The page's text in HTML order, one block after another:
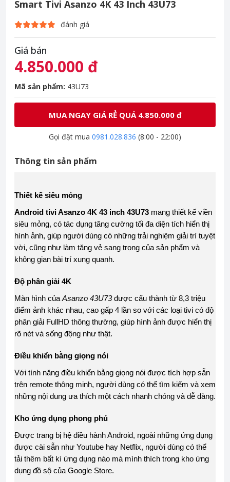
Smart Tivi Asanzo 4K 43 Inch 43U73
đánh giá
Giá bán
4.850.000 đ
Mã sản phẩm: 43U73
MUA NGAY GIÁ RẺ QUÁ 4.850.000 đ
Gọi đặt mua 0981.028.836 (8:00 - 22:00)
Thông tin sản phẩm
Thiết kế siêu mỏng
Android tivi Asanzo 4K 43 inch 43U73 mang thiết kế viền
siêu mỏng, có tác dụng tăng cường tối đa diện tích hiển thị
hình ảnh, giúp người dùng có những trải nghiệm giải trí tuyệt
vời, cũng như làm tăng vẻ sang trọng của sản phẩm và
không gian bài trí xung quanh.
Độ phân giải 4K
Màn hình của Asanzo 43U73được cấu thành từ 8,3 triệu
điểm ảnh khác nhau, cao gấp 4 lần so với các loại tivi có độ
phân giải FullHD thông thường, giúp hình ảnh được hiển thị
rõ nét và sống động như thật.
Điều khiển bằng giọng nói
Với tính năng điều khiển bằng giọng nói được tích hợp sẵn
trên remote thông minh, người dùng có thể tìm kiếm và xem
những nội dung ưa thích một cách nhanh chóng và dễ dàng.
Kho ứng dụng phong phú
Được trang bị hệ điều hành Android, ngoài những ứng dụng
được cài sẵn như Youtube hay Netflix, người dùng có thể
tải thêm bất kì ứng dụng nào mà mình thích trong kho ứng
dụng đồ sộ của Google Store.